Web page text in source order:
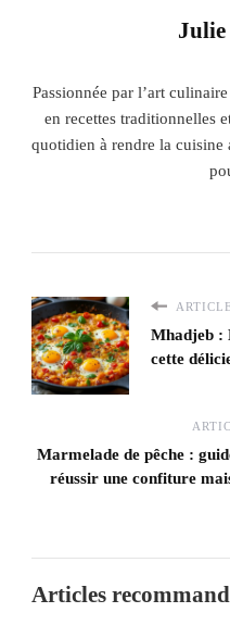
Julie
Passionnée par l’art
en recettes traditionnelles
quotidien à rendre la cuisine
Mhadjeb :
cette
Marmelade de pêche :
réussir une confiture
Articles